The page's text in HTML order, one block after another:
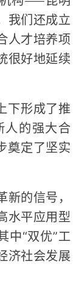
我们还成立
人才培养项
很好地延续
下形成了推
人的强大合
奠定了坚实
的信号，
水平应用型
中“双优”工
济社会发展